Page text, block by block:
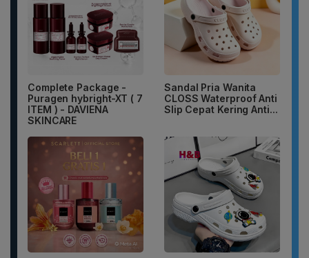
Complete Package -
Puragen hybright-XT ( 7
ITEM ) - DAVIENA
SKINCARE
Sandal Pria Wanita
CLOSS Waterproof Anti
Slip Cepat Kering Anti...